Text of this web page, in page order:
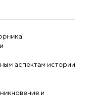
аспектам истории
и